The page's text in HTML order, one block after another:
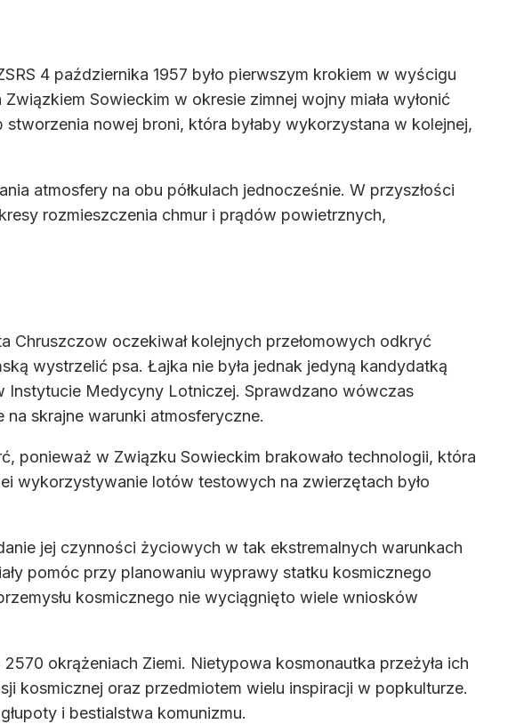
4 października 1957 było pierwszym krokiem w wyścigu
Sowieckim w okresie zimnej wojny miała wyłonić
nowej broni, która byłaby wykorzystana w kolejnej,
atmosfery na obu półkulach jednocześnie. W przyszłości
rozmieszczenia chmur i prądów powietrznych,
Chruszczow oczekiwał kolejnych przełomowych odkryć
wystrzelić psa. Łajka nie była jednak jedyną kandydatką
Instytucie Medycyny Lotniczej. Sprawdzano wówczas
skrajne warunki atmosferyczne.
ponieważ w Związku Sowieckim brakowało technologii, która
wykorzystywanie lotów testowych na zwierzętach było
jej czynności życiowych w tak ekstremalnych warunkach
pomóc przy planowaniu wyprawy statku kosmicznego
kosmicznego nie wyciągnięto wiele wniosków
okrążeniach Ziemi. Nietypowa kosmonautka przeżyła ich
kosmicznej oraz przedmiotem wielu inspiracji w popkulturze.
i bestialstwa komunizmu.